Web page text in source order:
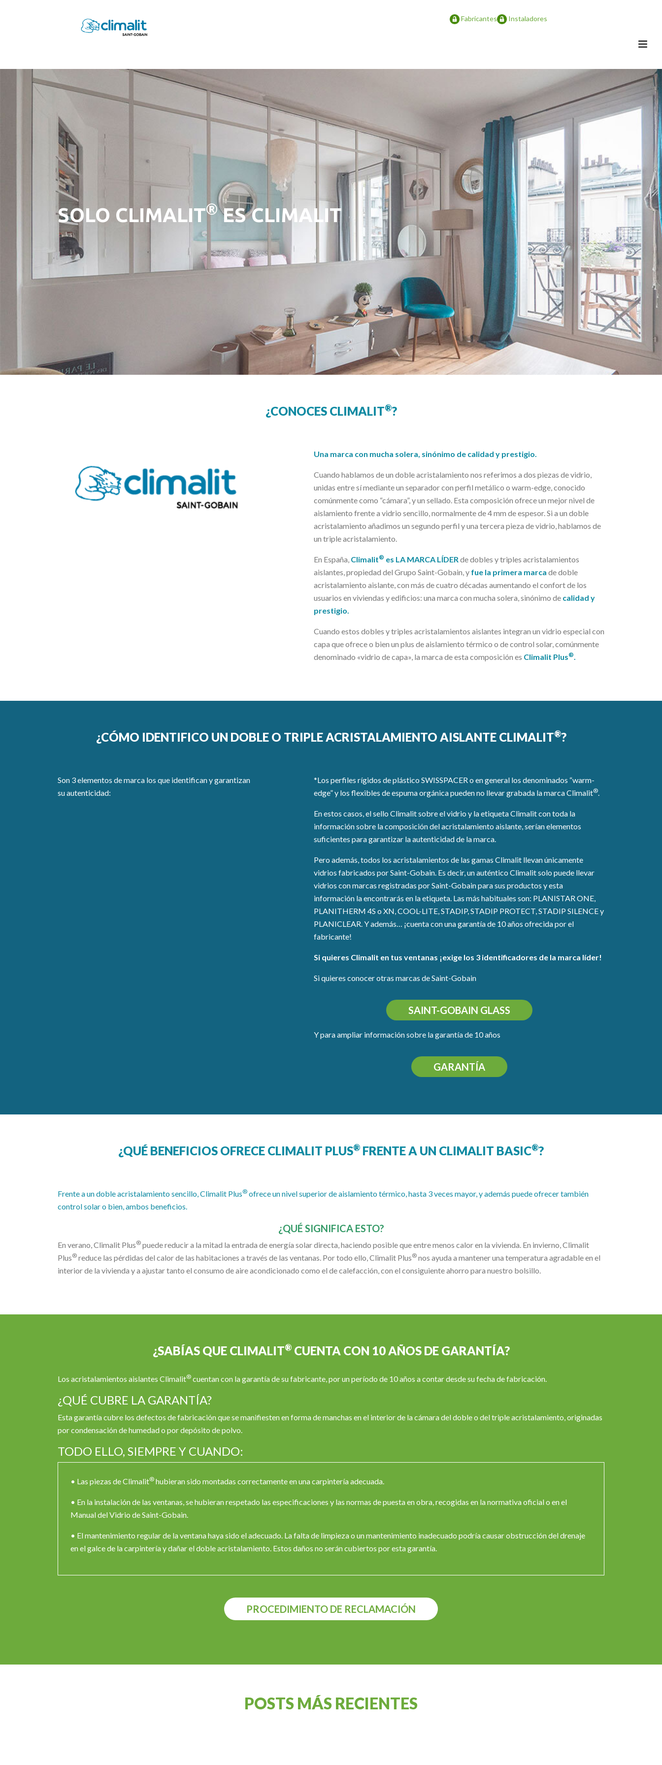
Fabricantes Instaladores
SOLO CLIMALIT®ES CLIMALIT
¿CONOCES CLIMALIT®?
Una marca con mucha solera, sinónimo de calidad y prestigio.
Cuando hablamos de un doble acristalamiento nos referimos a dos piezas de vidrio,
unidas entre sí mediante un separador con perfil metálico o warm-edge, conocido
comúnmente como “cámara”, y un sellado. Esta composición ofrece un mejor nivel de
aislamiento frente a vidrio sencillo, normalmente de 4 mm de espesor. Si a un doble
acristalamiento añadimos un segundo perfil y una tercera pieza de vidrio, hablamos de
un triple acristalamiento.
En España, Climalit® es LA MARCA LÍDERde dobles y triples acristalamientos
aislantes, propiedad del Grupo Saint-Gobain, y fue la primera marca de doble
acristalamiento aislante, con más de cuatro décadas aumentando el confort de los
usuarios en viviendas y edificios: una marca con mucha solera, sinónimo de calidad y
prestigio.
Cuando estos dobles y triples acristalamientos aislantes integran un vidrio especial con
capa que ofrece o bien un plus de aislamiento térmico o de control solar, comúnmente
denominado «vidrio de capa», la marca de esta composición es Climalit Plus®.
¿CÓMO IDENTIFICO UN DOBLE O TRIPLE ACRISTALAMIENTO AISLANTE CLIMALIT®?
Son 3 elementos de marca los que identifican y garantizan
su autenticidad:
*Los perfiles rígidos de plástico SWISSPACER o en general los denominados “warm-
edge” y los flexibles de espuma orgánica pueden no llevar grabada la marca Climalit®.
En estos casos, el sello Climalit sobre el vidrio y la etiqueta Climalit con toda la
información sobre la composición del acristalamiento aislante, serían elementos
suficientes para garantizar la autenticidad de la marca.
Pero además, todos los acristalamientos de las gamas Climalit llevan únicamente
vidrios fabricados por Saint-Gobain. Es decir, un auténtico Climalit solo puede llevar
vidrios con marcas registradas por Saint-Gobain para sus productos y esta
información la encontrarás en la etiqueta. Las más habituales son: PLANISTAR ONE,
PLANITHERM 4S o XN, COOL-LITE, STADIP, STADIP PROTECT, STADIP SILENCE y
PLANICLEAR. Y además… ¡cuenta con una garantía de 10 años ofrecida por el
fabricante!
Si quieres Climalit en tus ventanas ¡exige los 3 identificadores de la marca líder!
Si quieres conocer otras marcas de Saint-Gobain
SAINT-GOBAIN GLASS
Y para ampliar información sobre la garantía de 10 años
GARANTÍA
¿QUÉ BENEFICIOS OFRECE CLIMALIT PLUS® FRENTE A UN CLIMALIT BASIC®?
Frente a un doble acristalamiento sencillo, Climalit Plus® ofrece un nivel superior de aislamiento térmico, hasta 3 veces mayor, y además puede ofrecer también
control solar o bien, ambos beneficios.
¿QUÉ SIGNIFICA ESTO?
En verano, Climalit Plus® puede reducir a la mitad la entrada de energía solar directa, haciendo posible que entre menos calor en la vivienda. En invierno, Climalit
Plus® reduce las pérdidas del calor de las habitaciones a través de las ventanas. Por todo ello, Climalit Plus® nos ayuda a mantener una temperatura agradable en el
interior de la vivienda y a ajustar tanto el consumo de aire acondicionado como el de calefacción, con el consiguiente ahorro para nuestro bolsillo.
¿SABÍAS QUE CLIMALIT®CUENTA CON 10 AÑOS DE GARANTÍA?
Los acristalamientos aislantes Climalit® cuentan con la garantía de su fabricante, por un período de 10 años a contar desde su fecha de fabricación.
¿QUÉ CUBRE LA GARANTÍA?
Esta garantía cubre los defectos de fabricación que se manifiesten en forma de manchas en el interior de la cámara del doble o del triple acristalamiento, originadas
por condensación de humedad o por depósito de polvo.
TODO ELLO, SIEMPRE Y CUANDO:
• Las piezas de Climalit® hubieran sido montadas correctamente en una carpintería adecuada.
• En la instalación de las ventanas, se hubieran respetado las especificaciones y las normas de puesta en obra, recogidas en la normativa oficial o en el
Manual del Vidrio de Saint-Gobain.
• El mantenimiento regular de la ventana haya sido el adecuado. La falta de limpieza o un mantenimiento inadecuado podría causar obstrucción del drenaje
en el galce de la carpintería y dañar el doble acristalamiento. Estos daños no serán cubiertos por esta garantía.
PROCEDIMIENTO DE RECLAMACIÓN
POSTS MÁS RECIENTES